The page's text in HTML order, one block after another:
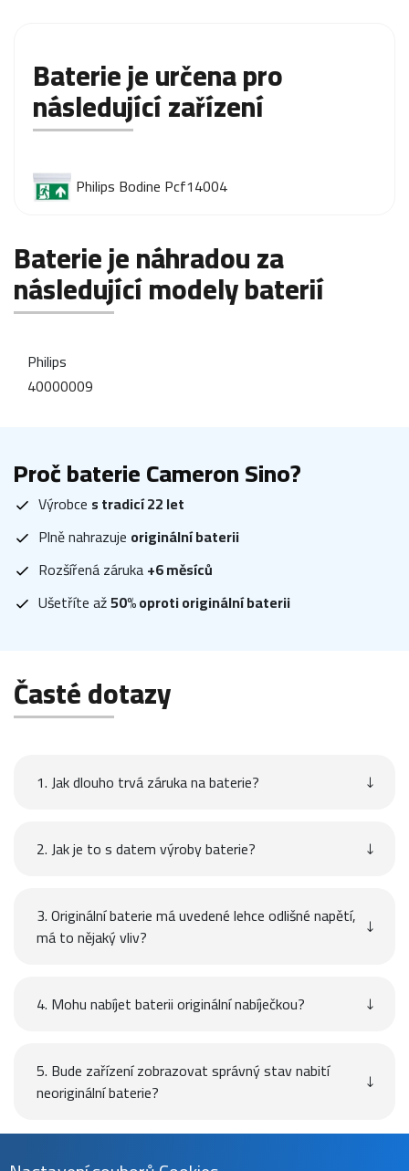
Baterie je určena pro
následující zařízení
Philips Bodine Pcf14004
Baterie je náhradou za
následující modely baterií
Philips
40000009
Proč baterie Cameron Sino?
Výrobce s tradicí 22 let
Plně nahrazuje originální baterii
Rozšířená záruka+6 měsíců
Ušetříte až50% oproti originální baterii
Časté dotazy
1. Jak dlouho trvá záruka na baterie?
2. Jak je to s datem výroby baterie?
3. Originální baterie má uvedené lehce odlišné napětí,
má to nějaký vliv?
4. Mohu nabíjet baterii originální nabíječkou?
5. Bude zařízení zobrazovat správný stav nabití
neoriginální baterie?